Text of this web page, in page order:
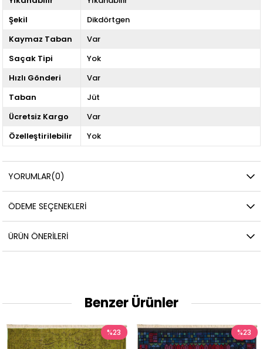
Şekil
Dikdörtgen
Kaymaz Taban
Var
Saçak Tipi
Yok
Hızlı Gönderi
Var
Taban
Jüt
Ücretsiz Kargo
Var
Özelleştirilebilir
Yok
YORUMLAR(0)
ÖDEME SEÇENEKLERI
ÜRÜN ÖNERILERI
Benzer Ürünler
%23 %23